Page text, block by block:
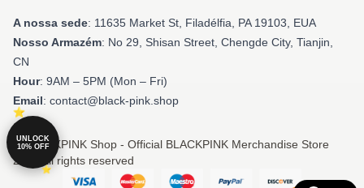
A nossa sede: 11635 Market St, Filadélfia, PA 19103, EUA
Nosso Armazém: No 29, Shisan Street, Chengde City, Tianjin,
CN
Hour: 9AM – 5PM (Mon – Fri)
Email: contact@black-pink.shop
© BLACKPINK Shop - Official BLACKPINK Merchandise Store
2026 all rights reserved
UNLOCK
10% OFF